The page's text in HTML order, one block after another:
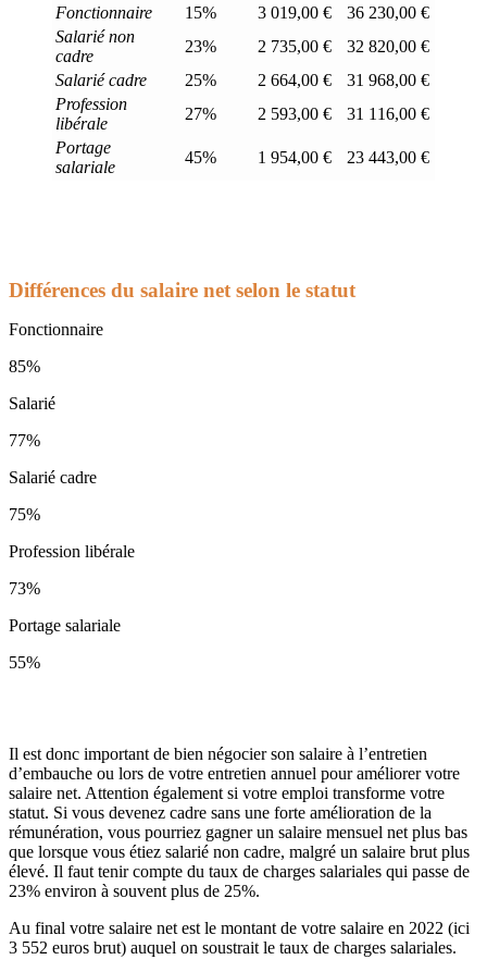
Fonctionnaire
15% 3 019,00 €
36 230,00 €
Salarié non
cadre
23% 2 735,00 €
32 820,00 €
Salarié cadre
25% 2 664,00 €
31 968,00 €
Profession
libérale
27% 2 593,00 €
31 116,00 €
Portage
salariale
45% 1 954,00 € 23 443,00 €
Différences du salaire net selon le statut
Fonctionnaire
85%
Salarié
77%
Salarié cadre
75%
Profession libérale
73%
Portage salariale
55%
Il est donc important de bien négocier son salaire à l’entretien
d’embauche ou lors de votre entretien annuel pour améliorer votre
salaire net. Attention également si votre emploi transforme votre
statut. Si vous devenez cadre sans une forte amélioration de la
rémunération, vous pourriez gagner un salaire mensuel net plus bas
que lorsque vous étiez salarié non cadre, malgré un salaire brut plus
élevé. Il faut tenir compte du taux de charges salariales qui passe de
23% environ à souvent plus de 25%.
Au final votre salaire net est le montant de votre salaire en 2022 (ici
3 552 euros brut) auquel on soustrait le taux de charges salariales.